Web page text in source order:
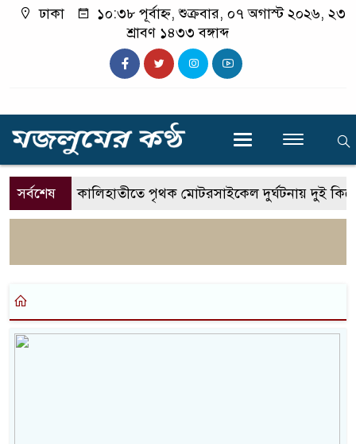
ঢাকা
১০:৩৮ পূর্বাহ্ন, শুক্রবার, ০৭ অগাস্ট ২০২৬, ২৩
শ্রাবণ ১৪৩৩ বঙ্গাব্দ
সর্বশেষ কালিহাতীতে পৃথক মোটরসাইকেল দুর্ঘটনায় দুই